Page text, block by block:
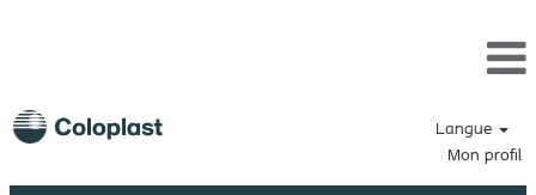
Langue
Mon profil